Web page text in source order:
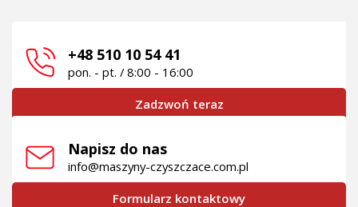
+48 510 10 54 41
pon. - pt. / 8:00 - 16:00
Zadzwoń teraz
Napisz do nas
info@maszyny-czyszczace.com.pl
Formularz kontaktowy